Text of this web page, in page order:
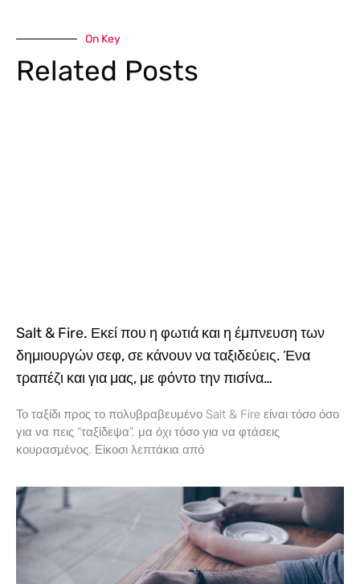
On Key
Related Posts
Salt & Fire. Εκεί που η φωτιά και η έμπνευση των
δημιουργών σεφ, σε κάνουν να ταξιδεύεις. Ένα
τραπέζι και για μας, με φόντο την πισίνα…
Το ταξίδι προς το πολυβραβευμένο Salt & Fire είναι τόσο όσο
για να πεις “ταξίδεψα”, μα όχι τόσο για να φτάσεις
κουρασμένος. Είκοσι λεπτάκια από